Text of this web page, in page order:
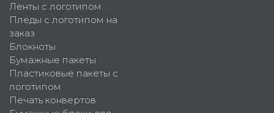
Ленты с логотипом
Пледы с логотипом на
заказ
Блокноты
Бумажные пакеты
Пластиковые пакеты с
логотипом
Печать конвертов